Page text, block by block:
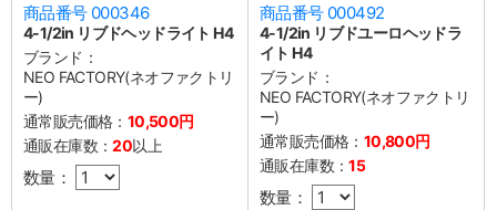
商品番号 000346
4-1/2in リブドヘッドライト H4
ブランド：
NEO FACTORY(ネオファクトリ
ー)
通常販売価格： 10,500円
通販在庫数：20以上
数量：
商品番号 000492
4-1/2in リブドユーロヘッドラ
イト H4
ブランド：
NEO FACTORY(ネオファクトリ
ー)
通常販売価格： 10,800円
通販在庫数：15
数量：